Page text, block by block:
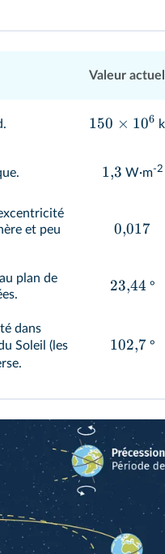
Valeur
150 × 106
1,3 W·m-2
et peu
0,017
plan de
23,44 °
dans
Soleil (les
102,7 °